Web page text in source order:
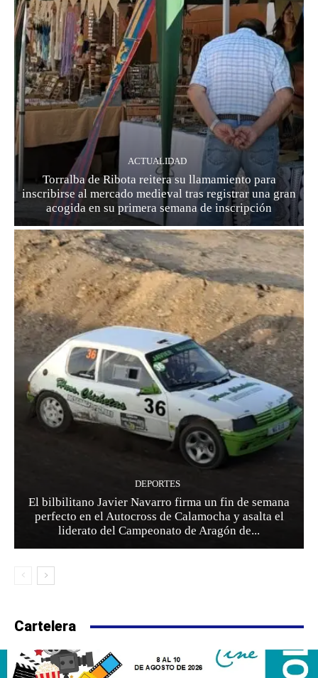
ACTUALIDAD
Torralba de Ribota reitera su llamamiento para
inscribirse al mercado medieval tras registrar una gran
acogida en su primera semana de inscripción
DEPORTES
El bilbilitano Javier Navarro firma un fin de semana
perfecto en el Autocross de Calamocha y asalta el
liderato del Campeonato de Aragón de...
Cartelera